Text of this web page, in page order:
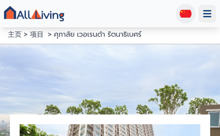
主页
项目 ศุภาลัย เวอเรนด้า รัตนาธิเบศร์